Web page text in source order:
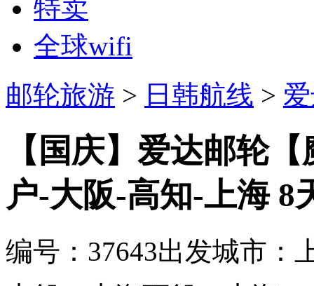
特卖
全球wifi
邮轮旅游 > 日韩航线 >
【国庆】爱达邮轮
户-大阪-高知-上海 8
编号：37643出发城市：